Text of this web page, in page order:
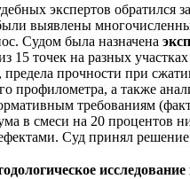
экспертов обратился
выявлены
Судом была назначена
15 точек на разных
прочности при
профилометра, а также
требованиям
в смеси на 20 процентов
Суд принял решение